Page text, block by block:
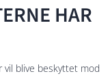
HAR
vil blive beskyttet mod